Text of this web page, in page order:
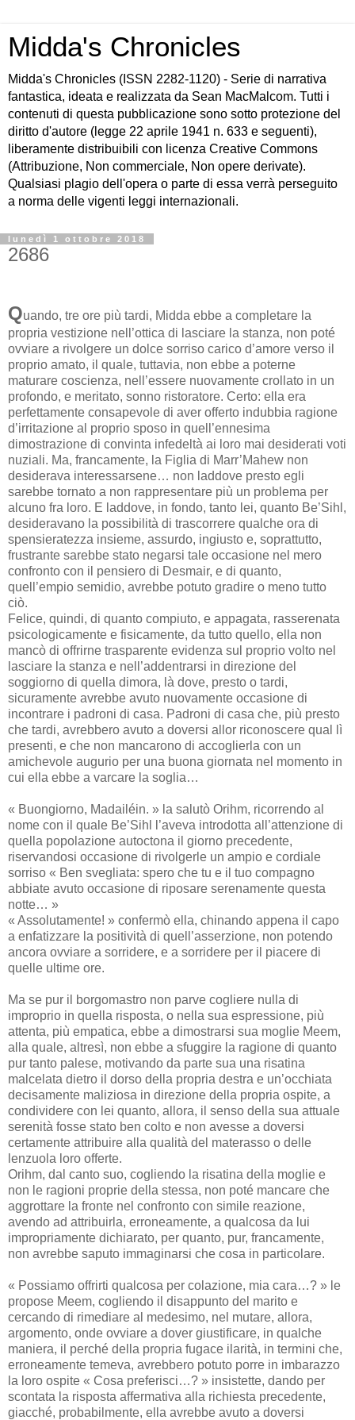
Midda's Chronicles
Midda's Chronicles (ISSN 2282-1120) - Serie di narrativa
fantastica, ideata e realizzata da Sean MacMalcom. Tutti i
contenuti di questa pubblicazione sono sotto protezione del
diritto d'autore (legge 22 aprile 1941 n. 633 e seguenti),
liberamente distribuibili con licenza Creative Commons
(Attribuzione, Non commerciale, Non opere derivate).
Qualsiasi plagio dell'opera o parte di essa verrà perseguito
a norma delle vigenti leggi internazionali.
lunedì 1 ottobre 2018
2686
Quando, tre ore più tardi, Midda ebbe a completare la
propria vestizione nell’ottica di lasciare la stanza, non poté
ovviare a rivolgere un dolce sorriso carico d’amore verso il
proprio amato, il quale, tuttavia, non ebbe a poterne
maturare coscienza, nell’essere nuovamente crollato in un
profondo, e meritato, sonno ristoratore. Certo: ella era
perfettamente consapevole di aver offerto indubbia ragione
d’irritazione al proprio sposo in quell’ennesima
dimostrazione di convinta infedeltà ai loro mai desiderati voti
nuziali. Ma, francamente, la Figlia di Marr’Mahew non
desiderava interessarsene… non laddove presto egli
sarebbe tornato a non rappresentare più un problema per
alcuno fra loro. E laddove, in fondo, tanto lei, quanto Be’Sihl,
desideravano la possibilità di trascorrere qualche ora di
spensieratezza insieme, assurdo, ingiusto e, soprattutto,
frustrante sarebbe stato negarsi tale occasione nel mero
confronto con il pensiero di Desmair, e di quanto,
quell’empio semidio, avrebbe potuto gradire o meno tutto
ciò.
Felice, quindi, di quanto compiuto, e appagata, rasserenata
psicologicamente e fisicamente, da tutto quello, ella non
mancò di offrirne trasparente evidenza sul proprio volto nel
lasciare la stanza e nell’addentrarsi in direzione del
soggiorno di quella dimora, là dove, presto o tardi,
sicuramente avrebbe avuto nuovamente occasione di
incontrare i padroni di casa. Padroni di casa che, più presto
che tardi, avrebbero avuto a doversi allor riconoscere qual lì
presenti, e che non mancarono di accoglierla con un
amichevole augurio per una buona giornata nel momento in
cui ella ebbe a varcare la soglia…
« Buongiorno, Madailéin. » la salutò Orihm, ricorrendo al
nome con il quale Be’Sihl l’aveva introdotta all’attenzione di
quella popolazione autoctona il giorno precedente,
riservandosi occasione di rivolgerle un ampio e cordiale
sorriso « Ben svegliata: spero che tu e il tuo compagno
abbiate avuto occasione di riposare serenamente questa
notte… »
« Assolutamente! » confermò ella, chinando appena il capo
a enfatizzare la positività di quell’asserzione, non potendo
ancora ovviare a sorridere, e a sorridere per il piacere di
quelle ultime ore.
Ma se pur il borgomastro non parve cogliere nulla di
improprio in quella risposta, o nella sua espressione, più
attenta, più empatica, ebbe a dimostrarsi sua moglie Meem,
alla quale, altresì, non ebbe a sfuggire la ragione di quanto
pur tanto palese, motivando da parte sua una risatina
malcelata dietro il dorso della propria destra e un’occhiata
decisamente maliziosa in direzione della propria ospite, a
condividere con lei quanto, allora, il senso della sua attuale
serenità fosse stato ben colto e non avesse a doversi
certamente attribuire alla qualità del materasso o delle
lenzuola loro offerte.
Orihm, dal canto suo, cogliendo la risatina della moglie e
non le ragioni proprie della stessa, non poté mancare che
aggrottare la fronte nel confronto con simile reazione,
avendo ad attribuirla, erroneamente, a qualcosa da lui
impropriamente dichiarato, per quanto, pur, francamente,
non avrebbe saputo immaginarsi che cosa in particolare.
« Possiamo offrirti qualcosa per colazione, mia cara…? » le
propose Meem, cogliendo il disappunto del marito e
cercando di rimediare al medesimo, nel mutare, allora,
argomento, onde ovviare a dover giustificare, in qualche
maniera, il perché della propria fugace ilarità, in termini che,
erroneamente temeva, avrebbero potuto porre in imbarazzo
la loro ospite « Cosa preferisci…? » insistette, dando per
scontata la risposta affermativa alla richiesta precedente,
giacché, probabilmente, ella avrebbe avuto a doversi